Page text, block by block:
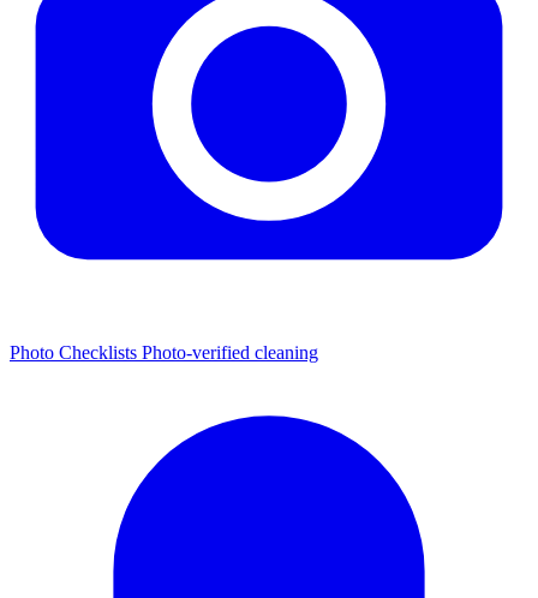
Photo Checklists Photo-verified cleaning